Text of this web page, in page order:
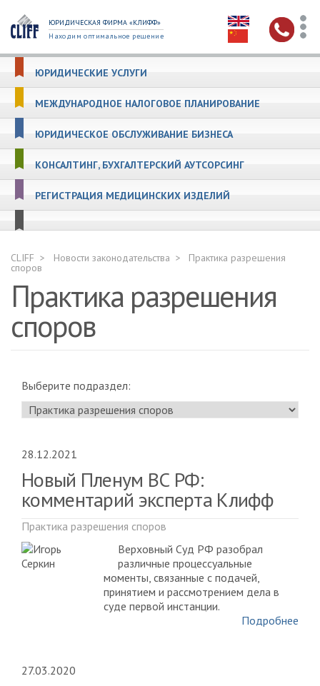
ЮРИДИЧЕСКАЯ ФИРМА «КЛИФФ»
Находим оптимальное решение
ЮРИДИЧЕСКИЕ УСЛУГИ
МЕЖДУНАРОДНОЕ НАЛОГОВОЕ ПЛАНИРОВАНИЕ
ЮРИДИЧЕСКОЕ ОБСЛУЖИВАНИЕ БИЗНЕСА
КОНСАЛТИНГ, БУХГАЛТЕРСКИЙ АУТСОРСИНГ
РЕГИСТРАЦИЯ МЕДИЦИНСКИХ ИЗДЕЛИЙ
CLIFF Новости законодательства Практика разрешения
споров
Практика разрешения
споров
Выберите подраздел:
28.12.2021
Новый Пленум ВС РФ:
комментарий эксперта Клифф
Практика разрешения споров
Верховный Суд РФ разобрал
различные процессуальные
моменты, связанные с подачей,
принятием и рассмотрением дела в
суде первой инстанции.
Подробнее
27.03.2020